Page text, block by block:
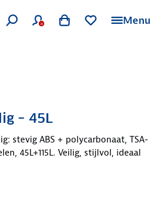
Menu
– 45L
stevig ABS + polycarbonaat, TSA-
45L+115L. Veilig, stijlvol, ideaal